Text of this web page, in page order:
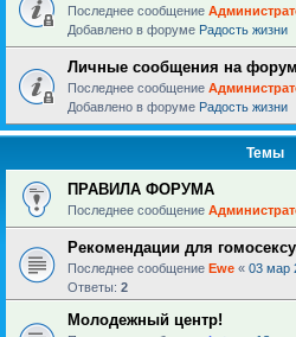
Последнее сообщение
Добавлено в форуме Радость жизни
Личные сообщения на
Последнее сообщение
Добавлено в форуме Радость жизни
Темы
ПРАВИЛА ФОРУМА
Последнее сообщение
Рекомендации для
Последнее сообщение Ewe « 03 мар
Ответы: 2
Молодежный центр!